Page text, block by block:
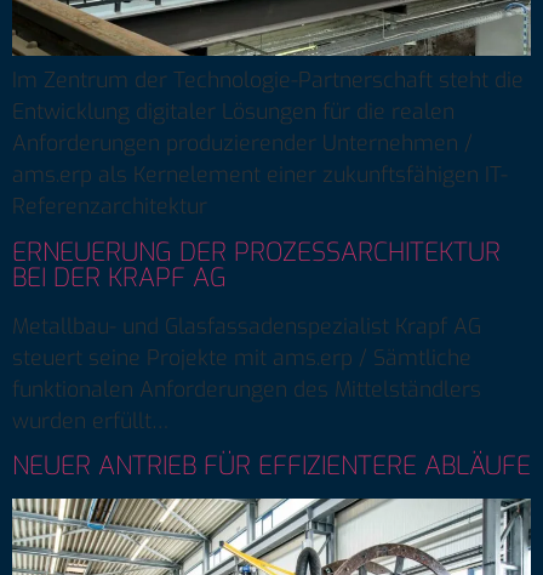
Im Zentrum der Technologie-Partnerschaft steht die
Entwicklung digitaler Lösungen für die realen
Anforderungen produzierender Unternehmen /
ams.erp als Kernelement einer zukunftsfähigen IT-
Referenzarchitektur
ERNEUERUNG DER PROZESSARCHITEKTUR
BEI DER KRAPF AG
Metallbau- und Glasfassadenspezialist Krapf AG
steuert seine Projekte mit ams.erp / Sämtliche
funktionalen Anforderungen des Mittelständlers
wurden erfüllt…
NEUER ANTRIEB FÜR EFFIZIENTERE ABLÄUFE